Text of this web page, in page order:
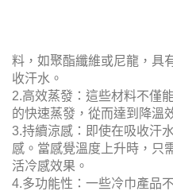
的吸水性能，能夠迅速吸收
2.高效蒸發：這些材料不僅
的快速蒸發，從而達到降溫
3.持續涼感：即使在吸收汗